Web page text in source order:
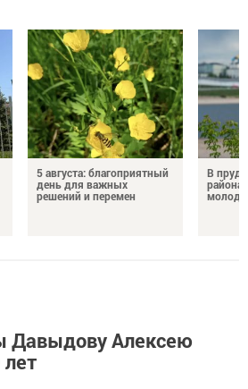
5 августа: благоприятный
день для важных
решений и перемен
В
района
Давыдову Алексею
лет